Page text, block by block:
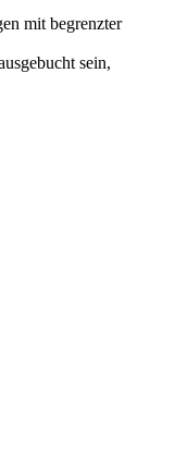
mit begrenzter
sein,